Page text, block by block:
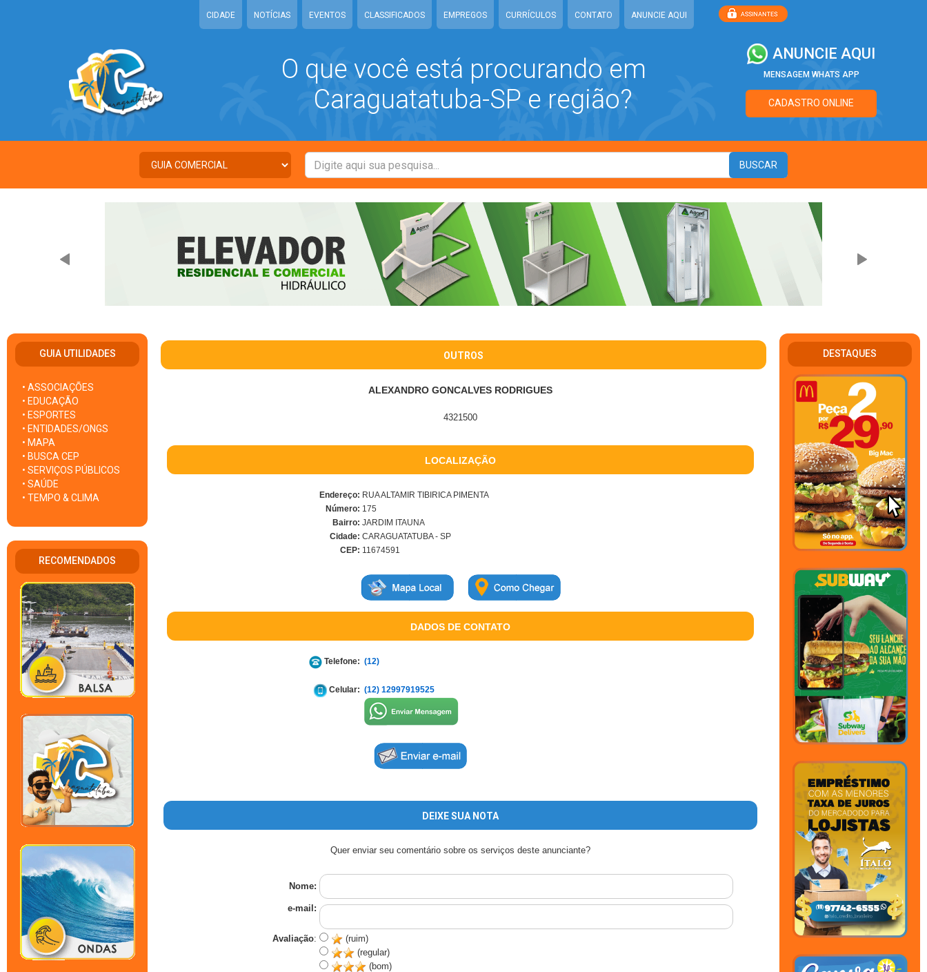
CIDADE NOTÍCIAS EVENTOS CLASSIFICADOS EMPREGOS CURRÍCULOS CONTATO ANUNCIE AQUI
O que você está procurando em
Caraguatatuba-SP e região?
ANUNCIE AQUI
MENSAGEM WHATS APP
CADASTRO ONLINE
GUIA UTILIDADES
• ASSOCIAÇÕES
• EDUCAÇÃO
• ESPORTES
• ENTIDADES/ONGS
• MAPA
• BUSCA CEP
• SERVIÇOS PÚBLICOS
• SAÚDE
• TEMPO & CLIMA
RECOMENDADOS
OUTROS
ALEXANDRO GONCALVES RODRIGUES
4321500
LOCALIZAÇÃO
Endereço: RUA ALTAMIR TIBIRICA PIMENTA
Número: 175
Bairro: JARDIM ITAUNA
Cidade: CARAGUATATUBA - SP
CEP: 11674591
DADOS DE CONTATO
Telefone: (12)
Celular: (12) 12997919525
DEIXE SUA NOTA
Quer enviar seu comentário sobre os serviços deste anunciante?
Nome:
e-mail:
Avaliação:
(ruim)
(regular)
(bom)
DESTAQUES